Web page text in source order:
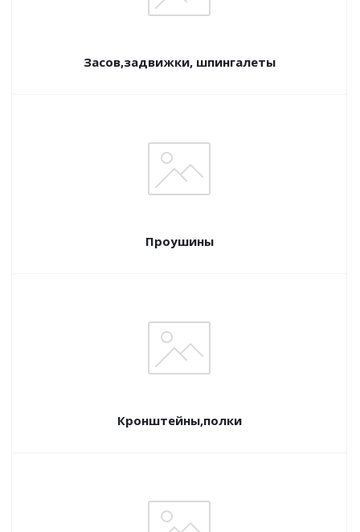
Засов,задвижки, шпингалеты
Проушины
Кронштейны,полки